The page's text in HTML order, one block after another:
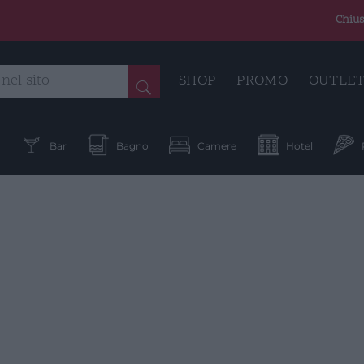
SHOP PROMO OUTLET
Bar Bagno Camere Hotel